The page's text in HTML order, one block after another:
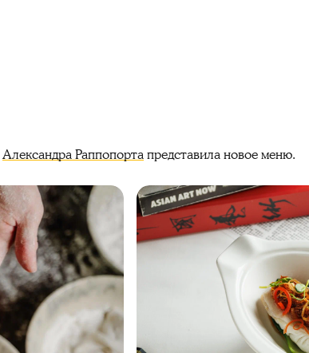
Александра Раппопортапредставила новое меню.